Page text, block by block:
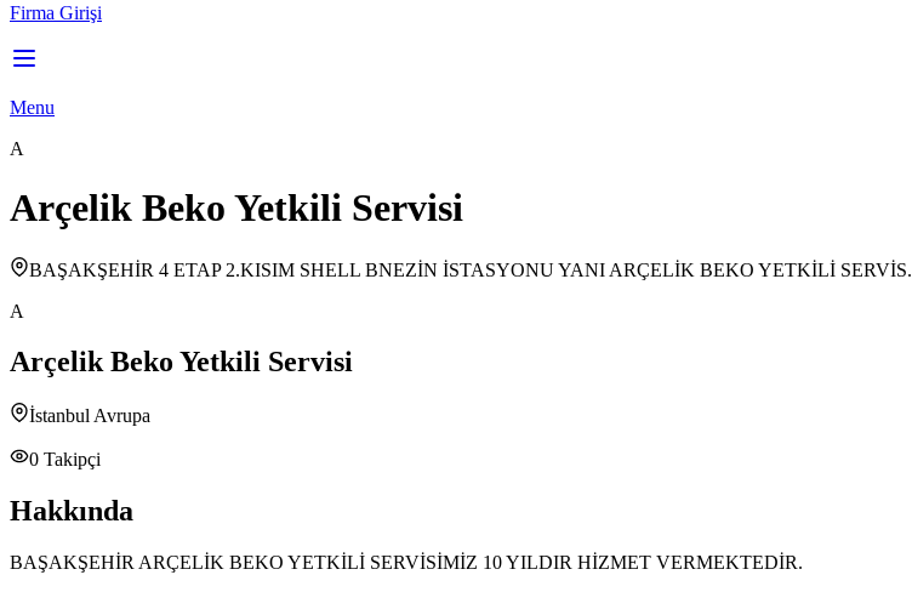
Firma Girişi
Menu
A
Arçelik Beko Yetkili Servisi
BAŞAKŞEHİR 4 ETAP 2.KISIM SHELL BNEZİN İSTASYONU YANI ARÇELİK BEKO YETKİLİ SERVİS.
A
Arçelik Beko Yetkili Servisi
İstanbul Avrupa
0 Takipçi
Hakkında
BAŞAKŞEHİR ARÇELİK BEKO YETKİLİ SERVİSİMİZ 10 YILDIR HİZMET VERMEKTEDİR.